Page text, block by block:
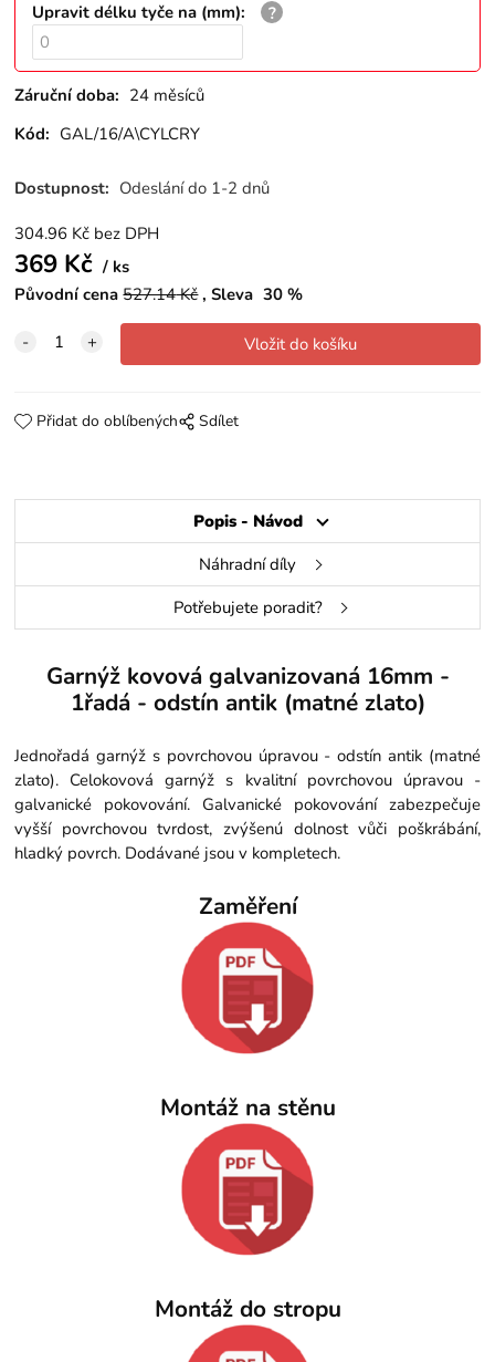
Upravit délku tyče na (mm):
Záruční doba: 24 měsíců
Kód: GAL/16/A\CYLCRY
Dostupnost: Odeslání do 1-2 dnů
304.96 Kč bez DPH
369 Kč
ks
Původní cena 527.14Kč Sleva 30 %
Přidat do oblíbených Sdílet
Popis - Návod
Náhradní díly
Potřebujete poradit?
Garnýž kovová galvanizovaná 16mm -
1řadá - odstín antik (matné zlato)
Jednořadá garnýž s povrchovou úpravou - odstín antik (matné
zlato). Celokovová garnýž s kvalitní povrchovou úpravou -
galvanické pokovování. Galvanické pokovování zabezpečuje
vyšší povrchovou tvrdost, zvýšenú dolnost vůči poškrábání,
hladký povrch. Dodávané jsou v kompletech.
Zaměření
Montáž na stěnu
Montáž do stropu